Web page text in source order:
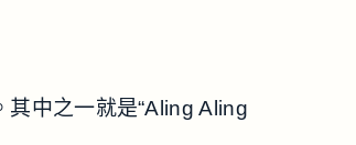
中之一就是“Aling Aling